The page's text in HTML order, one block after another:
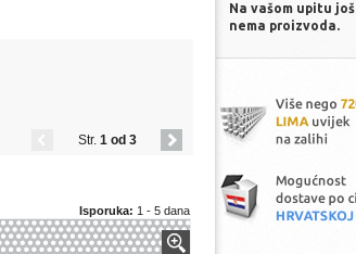
Str. 1 od 3
Isporuka: 1 - 5 dana
Na vašom upitu još
nema proizvoda.